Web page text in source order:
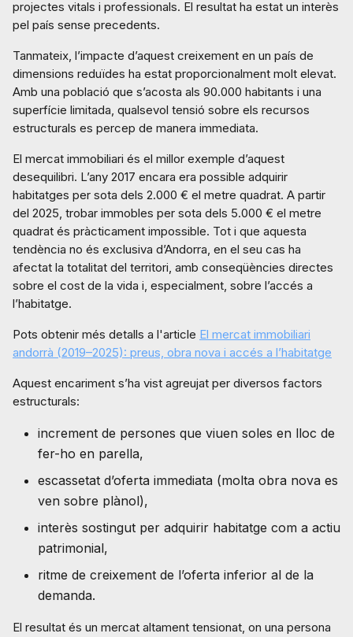
projectes vitals i professionals. El resultat ha estat un interès
pel país sense precedents.
Tanmateix, l’impacte d’aquest creixement en un país de
dimensions reduïdes ha estat proporcionalment molt elevat.
Amb una població que s’acosta als 90.000 habitants i una
superfície limitada, qualsevol tensió sobre els recursos
estructurals es percep de manera immediata.
El mercat immobiliari és el millor exemple d’aquest
desequilibri. L’any 2017 encara era possible adquirir
habitatges per sota dels 2.000 € el metre quadrat. A partir
del 2025, trobar immobles per sota dels 5.000 € el metre
quadrat és pràcticament impossible. Tot i que aquesta
tendència no és exclusiva d’Andorra, en el seu cas ha
afectat la totalitat del territori, amb conseqüències directes
sobre el cost de la vida i, especialment, sobre l’accés a
l’habitatge.
Pots obtenir més detalls a l'article El mercat immobiliari
andorrà (2019–2025): preus, obra nova i accés a l’habitatge
Aquest encariment s’ha vist agreujat per diversos factors
estructurals:
increment de persones que viuen soles en lloc de
fer-ho en parella,
escassetat d’oferta immediata (molta obra nova es
ven sobre plànol),
interès sostingut per adquirir habitatge com a actiu
patrimonial,
ritme de creixement de l’oferta inferior al de la
demanda.
El resultat és un mercat altament tensionat, on una persona